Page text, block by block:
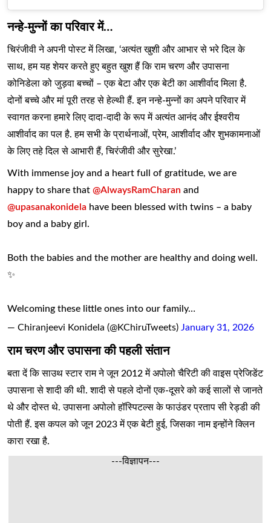
नन्हे-मुन्नों का परिवार में…
चिरंजीवी ने अपनी पोस्ट में लिखा, ‘अत्यंत खुशी और आभार से भरे दिल के
साथ, हम यह शेयर करते हुए बहुत खुश हैं कि राम चरण और उपासना
कोनिडेला को जुड़वा बच्चों – एक बेटा और एक बेटी का आशीर्वाद मिला है.
दोनों बच्चे और मां पूरी तरह से हेल्थी हैं. इन नन्हे-मुन्नों का अपने परिवार में
स्वागत करना हमारे लिए दादा-दादी के रूप में अत्यंत आनंद और ईश्वरीय
आशीर्वाद का पल है. हम सभी के प्रार्थनाओं, प्रेम, आशीर्वाद और शुभकामनाओं
के लिए तहे दिल से आभारी हैं, चिरंजीवी और सुरेखा.’
With immense joy and a heart full of gratitude, we are
happy to share that @AlwaysRamCharan and
@upasanakonidela have been blessed with twins – a baby
boy and a baby girl.
Both the babies and the mother are healthy and doing well.
✨
Welcoming these little ones into our family…
— Chiranjeevi Konidela (@KChiruTweets) January 31, 2026
राम चरण और उपासना की पहली संतान
बता दें कि साउथ स्टार राम ने जून 2012 में अपोलो चैरिटी की वाइस प्रेजिडेंट
उपासना से शादी की थी. शादी से पहले दोनों एक-दूसरे को कई सालों से जानते
थे और दोस्त थे. उपासना अपोलो हॉस्पिटल्स के फाउंडर प्रताप सी रेड्डी की
पोती हैं. इस कपल को जून 2023 में एक बेटी हुई, जिसका नाम इन्होंने क्लिन
कारा रखा है.
---विज्ञापन---